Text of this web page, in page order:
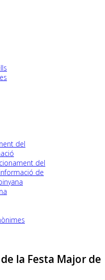
del
del
de
la Festa Major de